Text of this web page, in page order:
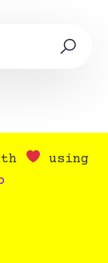
using